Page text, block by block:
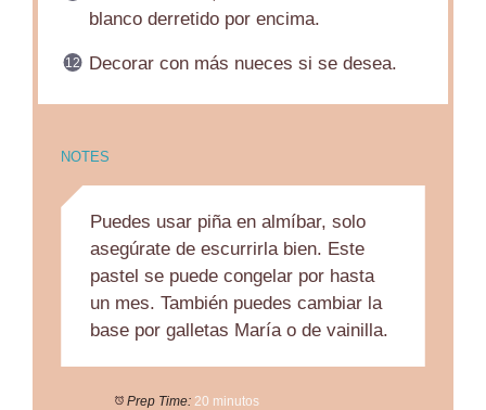
blanco derretido por encima.
Decorar con más nueces si se desea.
NOTES
Puedes usar piña en almíbar, solo
asegúrate de escurrirla bien. Este
pastel se puede congelar por hasta
un mes. También puedes cambiar la
base por galletas María o de vainilla.
Prep Time: 20 minutos